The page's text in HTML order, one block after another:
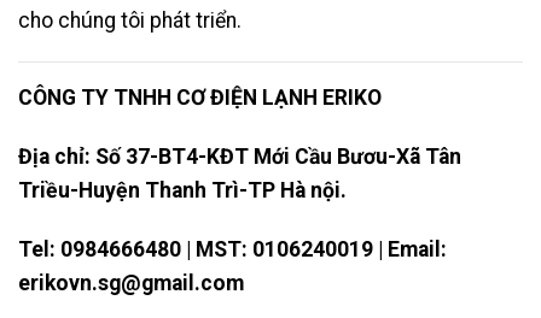
cho chúng tôi phát triển.
CÔNG TY TNHH CƠ ĐIỆN LẠNH ERIKO
Địa chỉ: Số 37-BT4-KĐT Mới Cầu Bươu-Xã Tân
Triều-Huyện Thanh Trì-TP Hà nội.
Tel: 0984666480 | MST: 0106240019 | Email:
erikovn.sg@gmail.com